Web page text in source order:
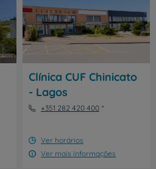
Clínica CUF Chinicato
- Lagos
+351 282 420 400
Ver horários
Ver mais informações